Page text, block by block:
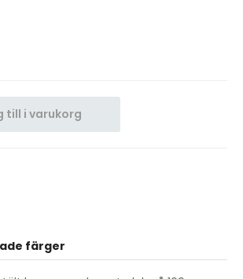
till i varukorg
färger